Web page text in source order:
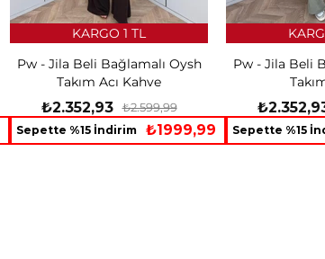
Pw - Jila Beli Bağlamalı Oysh
Takım Acı Kahve
₺2.352,93 ₺2.599,99
Sepette %15 İndirim ₺1999,99
KARGO 1 TL
Pw - Jila Beli
Sepette %15